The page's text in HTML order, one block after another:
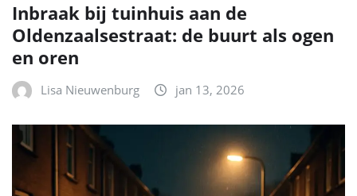
Inbraak bij tuinhuis aan de
Oldenzaalsestraat: de buurt als ogen
en oren
Lisa Nieuwenburg jan 13, 2026